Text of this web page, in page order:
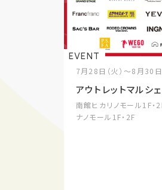
EVENT
7月28日（火）～8月30日
アウトレットマルシェ
南館ヒカリノモール1F・
ナノモール1F・2F